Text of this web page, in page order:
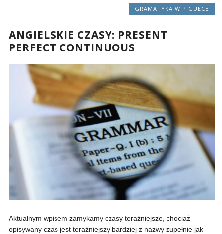
GRAMATYKA W PIGUŁCE
ANGIELSKIE CZASY: PRESENT
PERFECT CONTINUOUS
Aktualnym wpisem zamykamy czasy teraźniejsze, chociaż
opisywany czas jest teraźniejszy bardziej z nazwy zupełnie jak